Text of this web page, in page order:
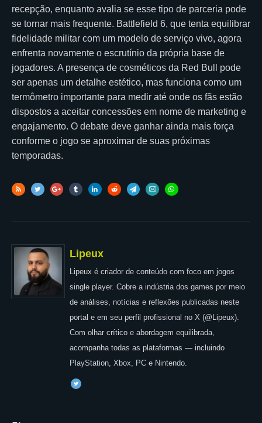
recepção, enquanto avalia se esse tipo de parceria pode
se tornar mais frequente. Battlefield 6, que tenta equilibrar
fidelidade militar com um modelo de serviço vivo, agora
enfrenta novamente o escrutínio da própria base de
jogadores. A presença de cosméticos da Red Bull pode
ser apenas um detalhe estético, mas funciona como um
termômetro importante para medir até onde os fãs estão
dispostos a aceitar concessões em nome de marketing e
engajamento. O debate deve ganhar ainda mais força
conforme o jogo se aproximar de suas próximas
temporadas.
Lipeux
Lipeux é criador de conteúdo com foco em jogos
single player. Cobre a indústria dos games por meio
de análises, notícias e reflexões publicadas neste
portal e em seu perfil profissional no X (@Lipeux).
Com olhar crítico e abordagem equilibrada,
acompanha todas as plataformas — incluindo
PlayStation, Xbox, PC e Nintendo.